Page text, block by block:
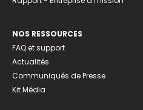
NOS RESSOURCES
FAQ et support
Actualités
Communiqués de Presse
Kit Média